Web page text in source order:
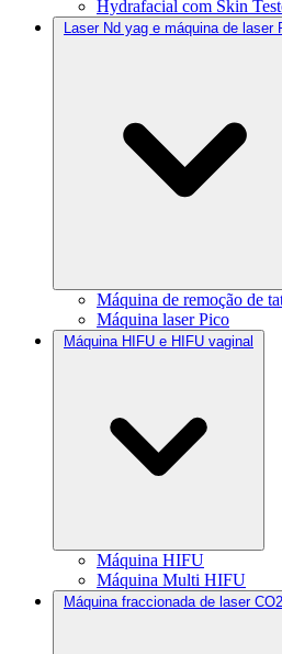
Hydrafacial com Skin
Laser Nd yag e máquina de laser
Máquina de remoção de
Máquina laser Pico
Máquina HIFU e HIFU vaginal
Máquina HIFU
Máquina Multi HIFU
Máquina fraccionada de laser CO2